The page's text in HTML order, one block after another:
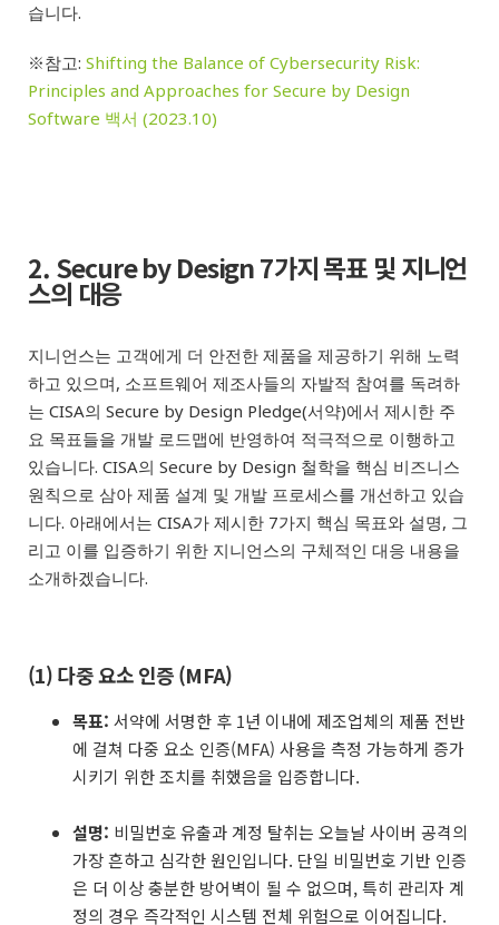
습니다.
※참고: Shifting the Balance of Cybersecurity Risk:
Principles and Approaches for Secure by Design
Software 백서 (2023.10)
2. Secure by Design 7가지 목표 및 지니언
스의 대응
지니언스는 고객에게 더 안전한 제품을 제공하기 위해 노력
하고 있으며, 소프트웨어 제조사들의 자발적 참여를 독려하
는 CISA의 Secure by Design Pledge(서약)에서 제시한 주
요 목표들을 개발 로드맵에 반영하여 적극적으로 이행하고
있습니다. CISA의 Secure by Design 철학을 핵심 비즈니스
원칙으로 삼아 제품 설계 및 개발 프로세스를 개선하고 있습
니다. 아래에서는 CISA가 제시한 7가지 핵심 목표와 설명, 그
리고 이를 입증하기 위한 지니언스의 구체적인 대응 내용을
소개하겠습니다.
(1) 다중 요소 인증 (MFA)
목표: 서약에 서명한 후 1년 이내에 제조업체의 제품 전반
에 걸쳐 다중 요소 인증(MFA) 사용을 측정 가능하게 증가
시키기 위한 조치를 취했음을 입증합니다.
설명: 비밀번호 유출과 계정 탈취는 오늘날 사이버 공격의
가장 흔하고 심각한 원인입니다. 단일 비밀번호 기반 인증
은 더 이상 충분한 방어벽이 될 수 없으며, 특히 관리자 계
정의 경우 즉각적인 시스템 전체 위험으로 이어집니다.